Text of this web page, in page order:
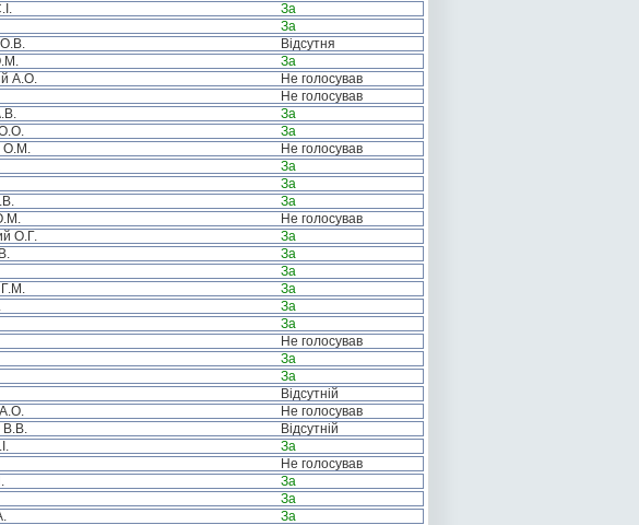
За
За
О.В.
Відсутня
За
А.О.
Не голосував
Не голосував
За
За
О.М.
Не голосував
За
За
За
Не голосував
О.Г.
За
За
За
За
За
За
Не голосував
За
За
Відсутній
Не голосував
В.В.
Відсутній
За
Не голосував
За
За
За